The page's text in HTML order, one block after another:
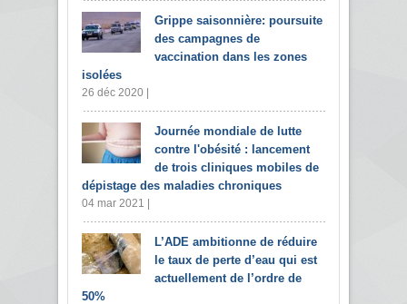
Grippe saisonnière: poursuite
des campagnes de
vaccination dans les zones
isolées
26 déc 2020 |
Journée mondiale de lutte
contre l'obésité : lancement
de trois cliniques mobiles de
dépistage des maladies chroniques
04 mar 2021 |
L’ADE ambitionne de réduire
le taux de perte d’eau qui est
actuellement de l’ordre de
50%